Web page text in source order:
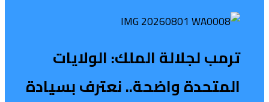
ترمب لجلالة الملك: الولايات
المتحدة واضحة.. نعترف بسيادة